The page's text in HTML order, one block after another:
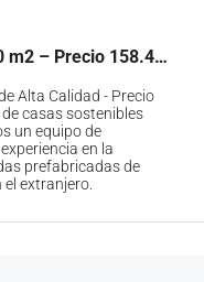
Casa prefabricada Castellón 140 m2 – Precio 158.424 euros
Alta Calidad - Precio
casas sostenibles
un equipo de
en la
prefabricadas de
extranjero.